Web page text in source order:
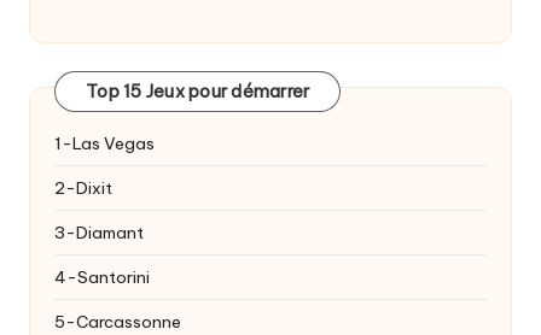
Top 15 Jeux pour démarrer
1-Las Vegas
2-Dixit
3-Diamant
4-Santorini
5-Carcassonne